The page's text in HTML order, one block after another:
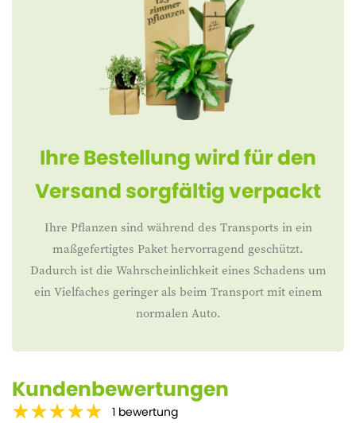
Ihre Bestellung wird für den
Versand sorgfältig verpackt
Ihre Pflanzen sind während des Transports in ein
maßgefertigtes Paket hervorragend geschützt.
Dadurch ist die Wahrscheinlichkeit eines Schadens um
ein Vielfaches geringer als beim Transport mit einem
normalen Auto.
Kundenbewertungen
1 bewertung